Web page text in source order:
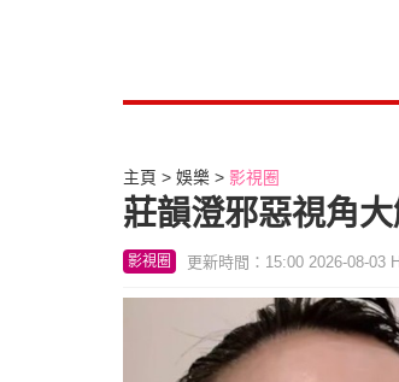
主頁 娛樂 影視圈
莊韻澄邪惡視角
影視圈 更新時間：15:00 2026-08-03